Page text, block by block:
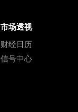
市场透视
财经日历
信号中心